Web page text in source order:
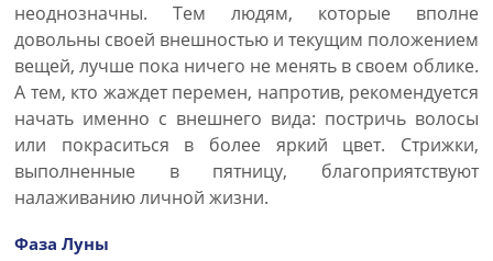
неоднозначны. Тем людям, которые вполне
довольны своей внешностью и текущим положением
вещей, лучше пока ничего не менять в своем облике.
А тем, кто жаждет перемен, напротив, рекомендуется
начать именно с внешнего вида: постричь волосы
или покраситься в более яркий цвет. Стрижки,
выполненные в пятницу, благоприятствуют
налаживанию личной жизни.
Фаза Луны